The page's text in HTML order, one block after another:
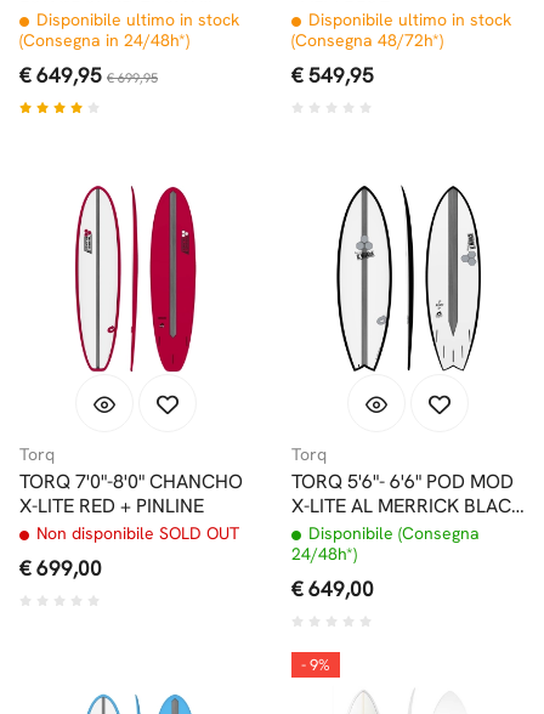
WHITE PINLINE
Disponibile ultimo in stock
(Consegna in 24/48h*)
€ 649,95 € 699,95
Disponibile ultimo in stock
(Consegna 48/72h*)
€ 549,95
Torq
TORQ 7'0"-8'0" CHANCHO
X-LITE RED + PINLINE
Non disponibile SOLD OUT
€ 699,00
Torq
TORQ 5'6"- 6'6" POD MOD
X-LITE AL MERRICK BLACK
RAIL EPOXY
Disponibile (Consegna
24/48h*)
€ 649,00
- 9%